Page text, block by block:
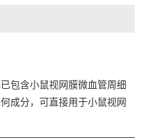
包含小鼠视网膜微血管周细
成分，可直接用于小鼠视网